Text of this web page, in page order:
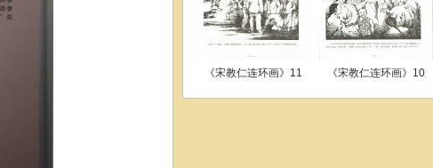
《宋教仁连环画》11 《宋教仁连环画》10